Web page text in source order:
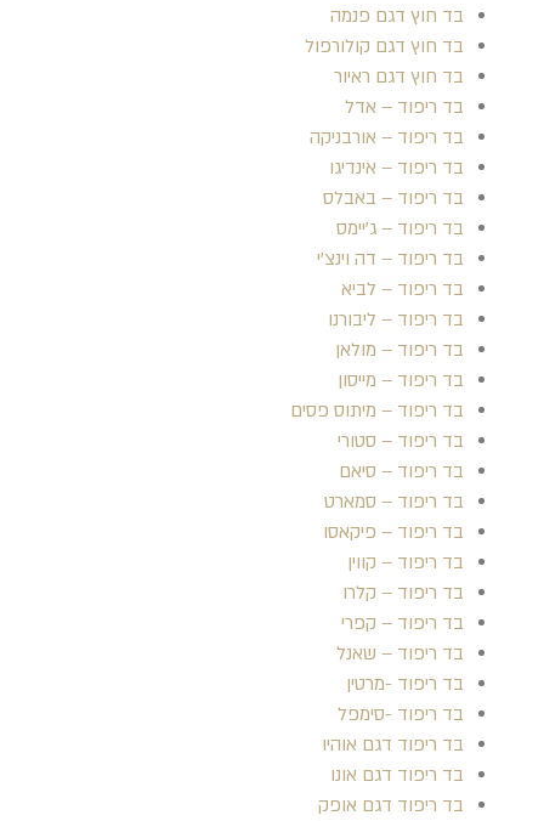
בד חוץ דגם פנמה
בד חוץ דגם קולורפול
בד חוץ דגם ראיור
בד ריפוד – אדל
בד ריפוד – אורבניקה
בד ריפוד – אינדיגו
בד ריפוד – באבלס
בד ריפוד – ג'יימס
בד ריפוד – דה וינצ'י
בד ריפוד – לביא
בד ריפוד – ליבורנו
בד ריפוד – מולאן
בד ריפוד – מייסון
בד ריפוד – מיתוס פסים
בד ריפוד – סטורי
בד ריפוד – סיאם
בד ריפוד – סמארט
בד ריפוד – פיקאסו
בד ריפוד – קווין
בד ריפוד – קלרו
בד ריפוד – קפרי
בד ריפוד – שאנל
בד ריפוד -מרטין
בד ריפוד -סימפל
בד ריפוד דגם אוהיו
בד ריפוד דגם אונו
בד ריפוד דגם אופק